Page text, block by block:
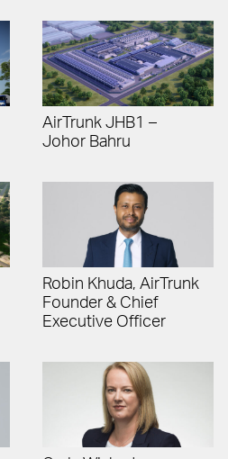
AirTrunk JHB1 –
Johor Bahru
Robin Khuda, AirTrunk
Founder & Chief
Executive Officer